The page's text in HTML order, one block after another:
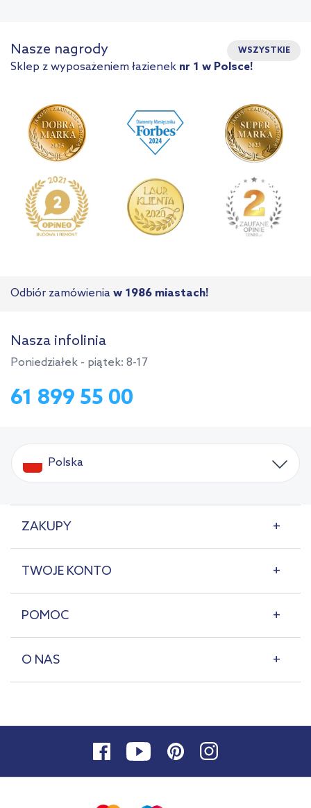
Nasze nagrody WSZYSTKIE
Sklep z wyposażeniem łazienek nr 1 w Polsce!
Odbiór zamówienia w 1986 miastach!
Nasza infolinia
Poniedziałek - piątek: 8-17
61 899 55 00
Polska
ZAKUPY
TWOJE KONTO
POMOC
O NAS